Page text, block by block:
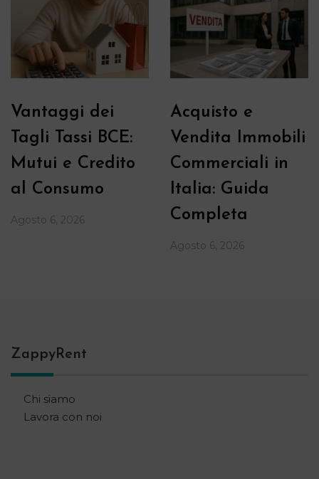
Vantaggi dei
Tagli Tassi BCE:
Mutui e Credito
al Consumo
Agosto 6, 2026
Acquisto e
Vendita Immobili
Commerciali in
Italia: Guida
Completa
Agosto 6, 2026
ZappyRent
Chi siamo
Lavora con noi